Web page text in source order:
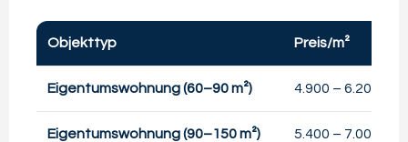
Objekttyp Preis/m²
Eigentumswohnung (60–90 m²) 4.900 – 6.200 €
Eigentumswohnung (90–150 m²) 5.400 – 7.000 €